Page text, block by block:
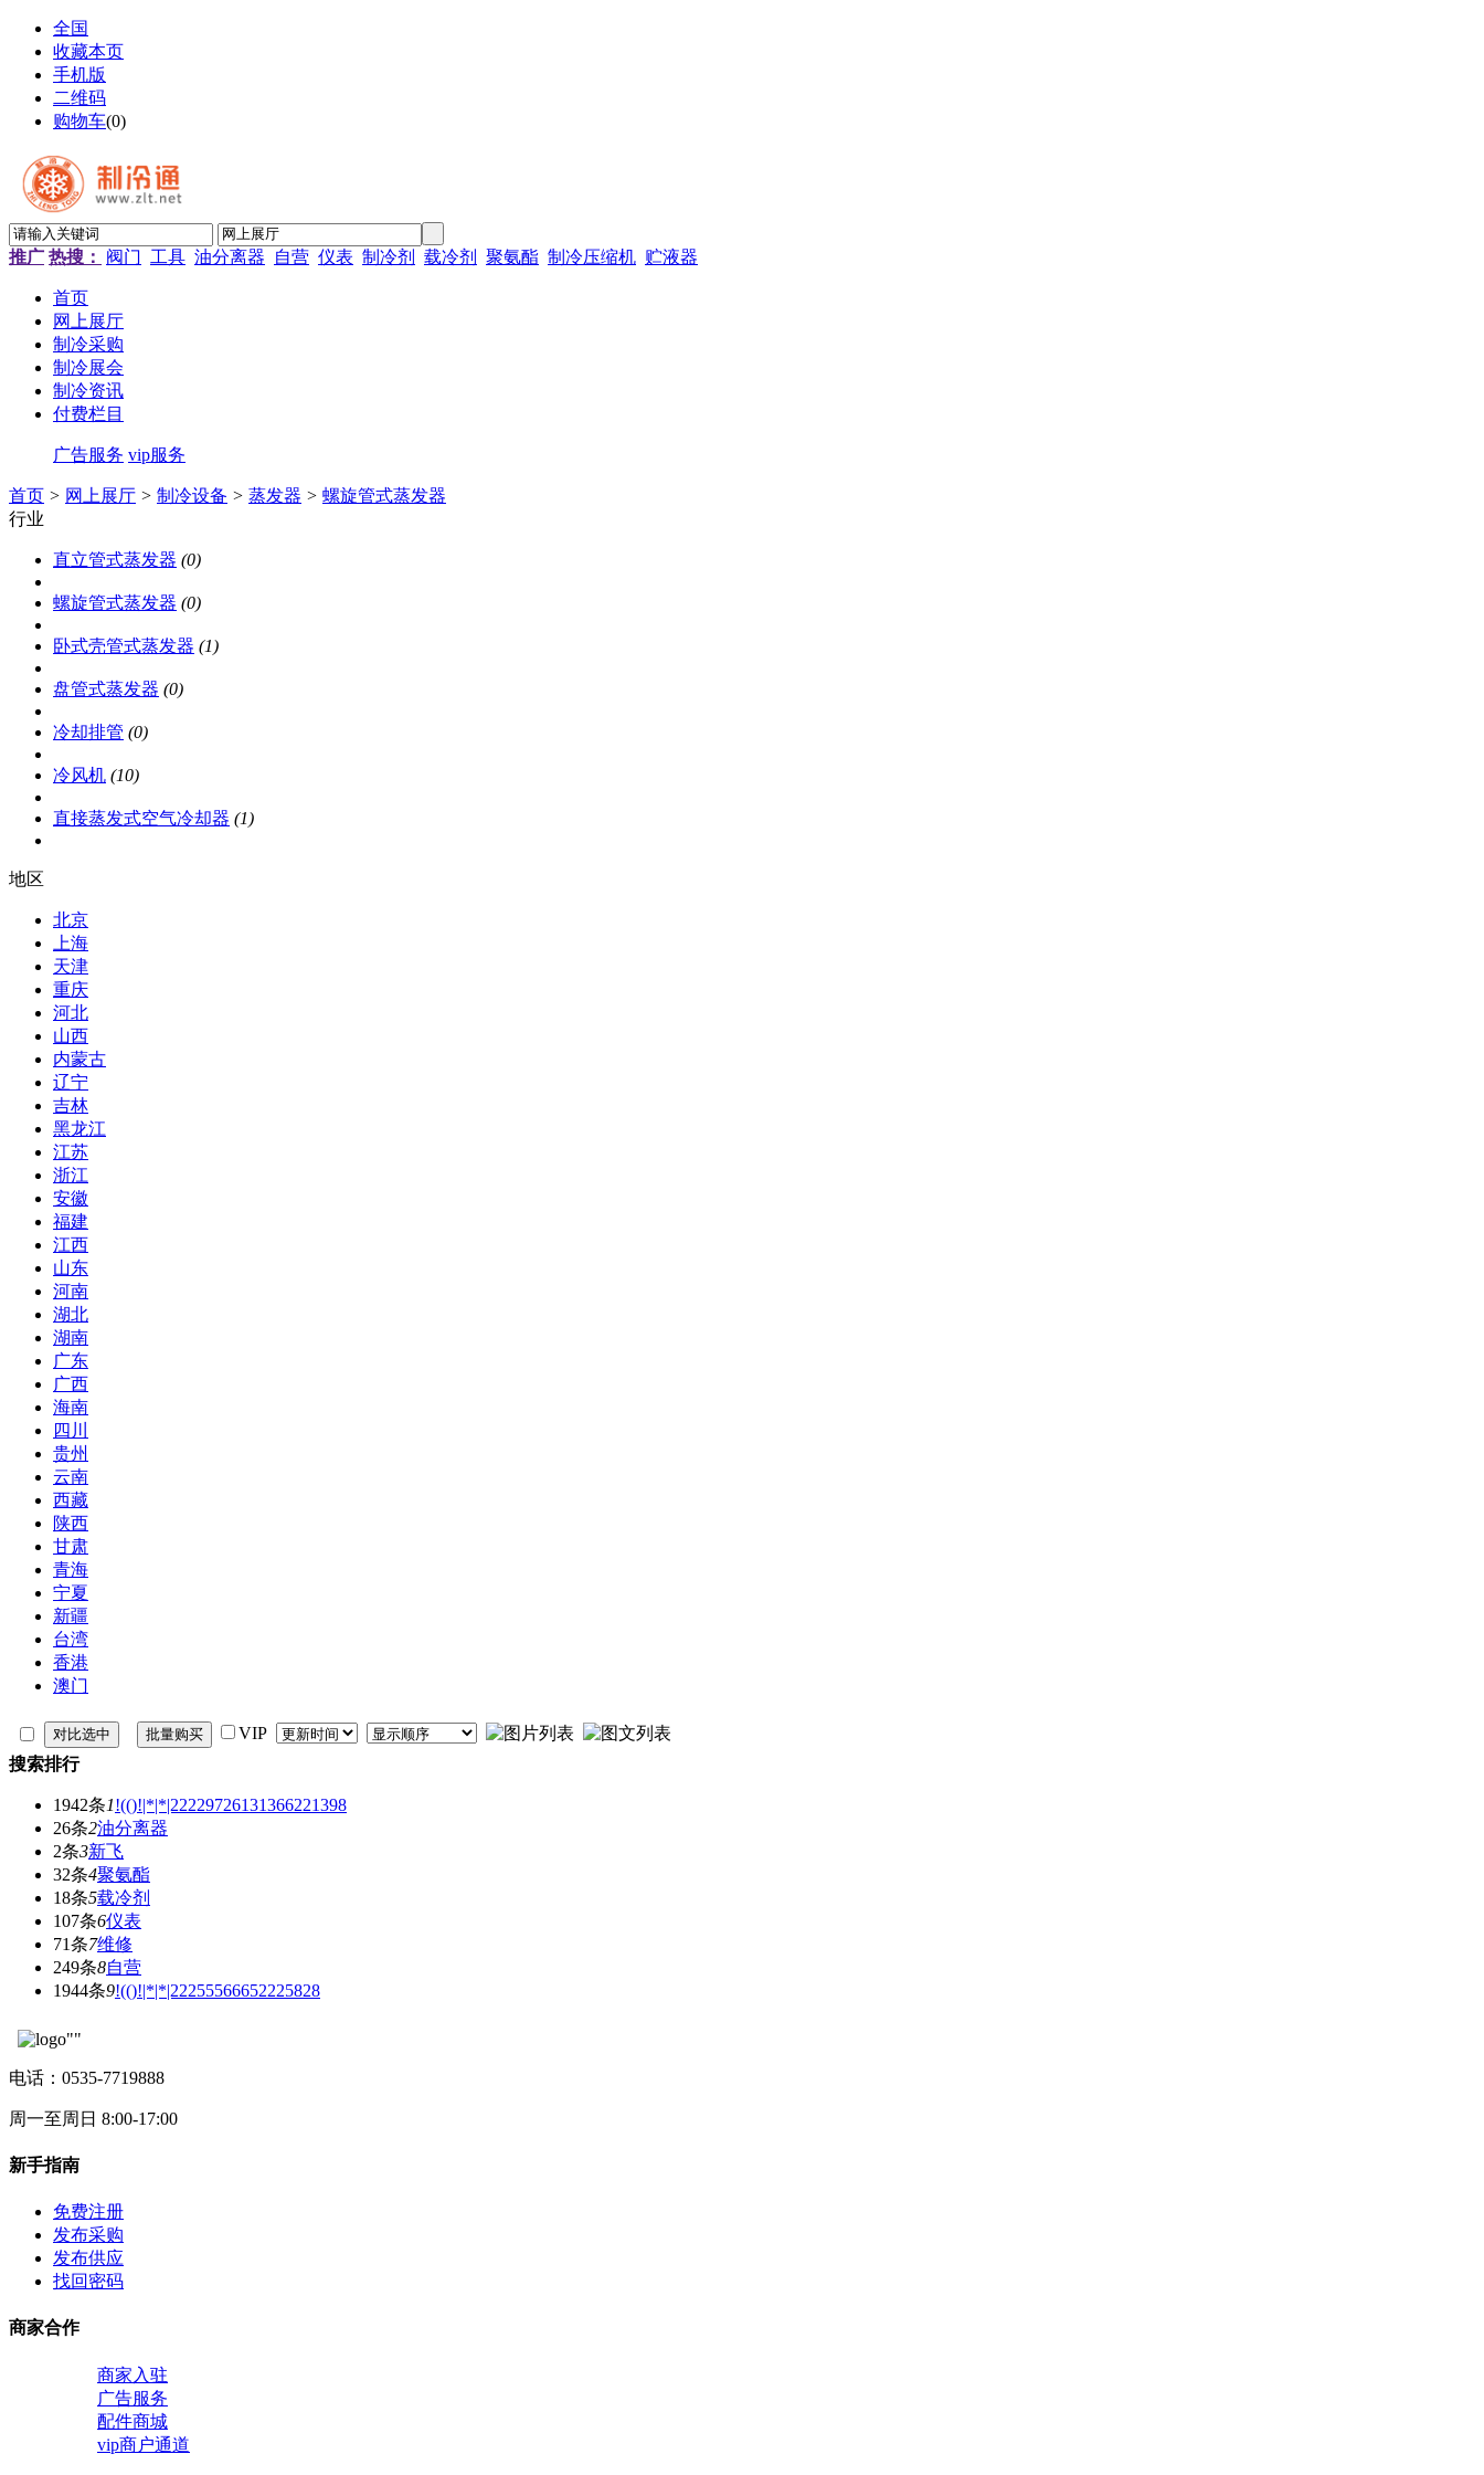
全国
收藏本页
手机版
二维码
购物车(0)
推广 热搜： 阀门 工具 油分离器 自营 仪表 制冷剂 载冷剂 聚氨酯 制冷压缩机 贮液器
首页
网上展厅
制冷采购
制冷展会
制冷资讯
付费栏目
广告服务 vip服务
首页 > 网上展厅 > 制冷设备 > 蒸发器 > 螺旋管式蒸发器
行业
直立管式蒸发器 (0)
螺旋管式蒸发器 (0)
卧式壳管式蒸发器 (1)
盘管式蒸发器 (0)
冷却排管 (0)
冷风机 (10)
直接蒸发式空气冷却器 (1)
地区
北京
上海
天津
重庆
河北
山西
内蒙古
辽宁
吉林
黑龙江
江苏
浙江
安徽
福建
江西
山东
河南
湖北
湖南
广东
广西
海南
四川
贵州
云南
西藏
陕西
甘肃
青海
宁夏
新疆
台湾
香港
澳门
VIP
搜索排行
1942条1!(()!|*|*|22229726131366221398
26条2油分离器
2条3新飞
32条4聚氨酯
18条5载冷剂
107条6仪表
71条7维修
249条8自营
1944条9!(()!|*|*|22255566652225828
电话：0535-7719888
周一至周日 8:00-17:00
新手指南
免费注册
发布采购
发布供应
找回密码
商家合作
商家入驻
广告服务
配件商城
vip商户通道